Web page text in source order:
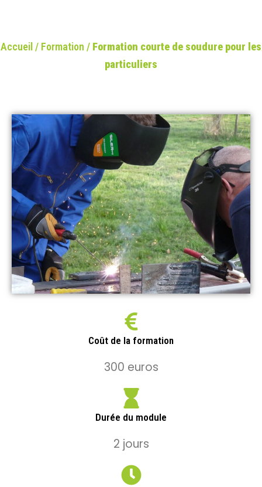
Accueil / Formation / Formation courte de soudure pour les
particuliers
Coût de la formation
300 euros
Durée du module
2 jours